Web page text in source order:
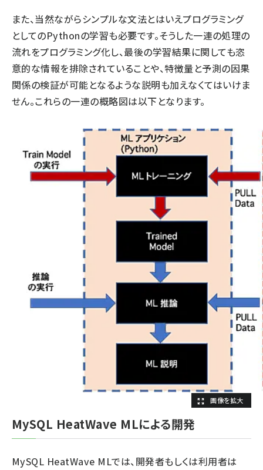
また、当然ながらシンプルな文法とはいえプログラミング
としてのPythonの学習も必要です。そうした一連の処理の
流れをプログラミング化し、最後の学習結果に関しても恣
意的な情報を排除されていることや、特徴量と予測の因果
関係の検証が可能となるような説明も加えなくてはいけま
せん。これらの一連の概略図は以下となります。
MySQL HeatWave MLによる開発
MySQL HeatWave MLでは、開発者もしくは利用者は